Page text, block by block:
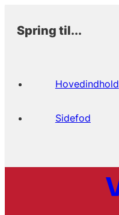
Spring til...
Hovedindhold
Sidefod